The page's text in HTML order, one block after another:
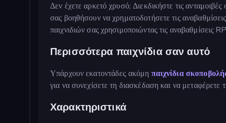
Δεν έχετε αρκετό χρυσό; Διεκδικήστε τις
σας βοηθήσουν να χρηματοδοτήσετε τις
παιχνιδιών σας χρησιμοποιώντας τις αναβαθμίσεις
Περισσότερα παιχνίδια σαν αυτό
Υπάρχουν εκατοντάδες ακόμη παιχνίδια
για να συνεχίσετε τη διασκέδαση και να μεταφέρετε
Χαρακτηριστικά